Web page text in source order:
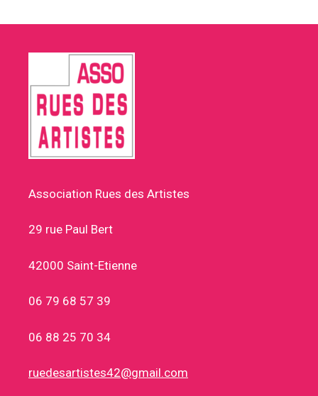
Association Rues des Artistes
29 rue Paul Bert
42000 Saint-Etienne
06 79 68 57 39
06 88 25 70 34
ruedesartistes42@gmail.com